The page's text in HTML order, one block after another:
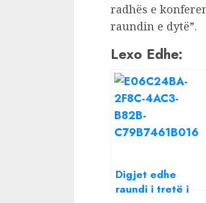
radhës e
raundin e dytë”.
Lexo Edhe:
Digjet edhe
raundi i tretë i